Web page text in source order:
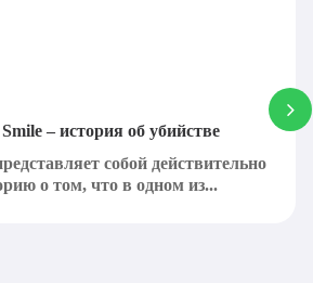
– история об убийстве
собой действительно
о том, что в одном из...